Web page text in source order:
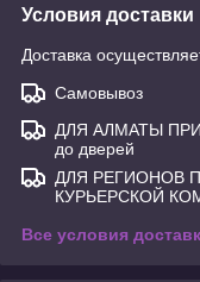
Условия доставки
Доставка
Самовывоз
ДЛЯ АЛМАТЫ
до дверей
ДЛЯ РЕГИОНОВ
КУРЬЕРСКОЙ
Все условия